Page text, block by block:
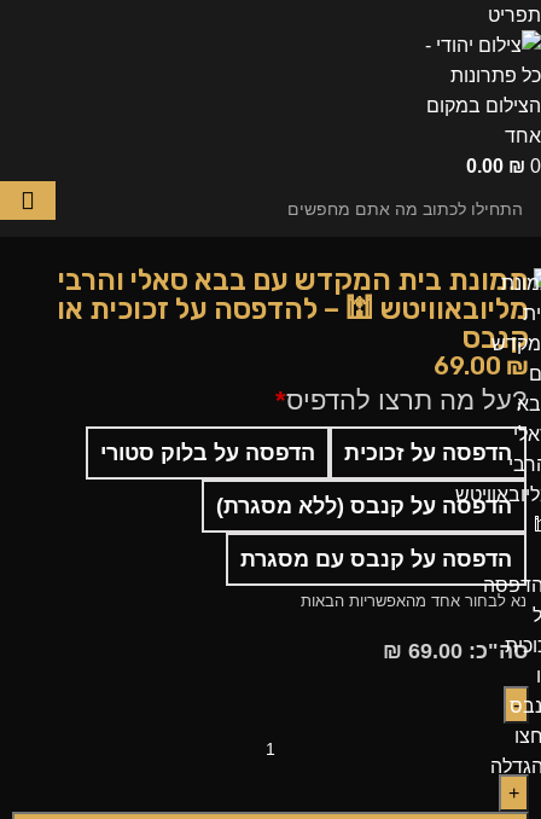
תפריט
0
0.00 ₪
תמונת בית המקדש עם בבא סאלי והרבי
מליובאוויטש 🕍 – להדפסה על זכוכית או
קנבס
69.00 ₪
?על מה תרצו להדפיס*
הדפסה על זכוכית הדפסה על בלוק סטורי
הדפסה על קנבס (ללא מסגרת)
הדפסה על קנבס עם מסגרת
נא לבחור אחד מהאפשריות הבאות
סה"כ: 69.00
₪